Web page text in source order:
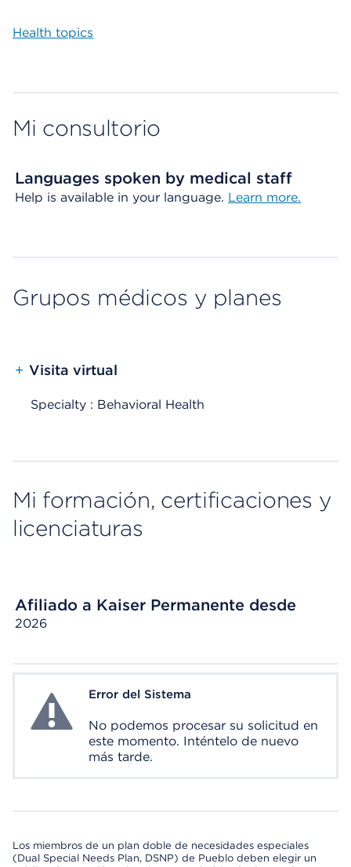
Health topics
Mi consultorio
Languages spoken by medical staff
Help is available in your language. Learn more.
Grupos médicos y planes
+ Visita virtual
Specialty : Behavioral Health
Mi formación, certificaciones y
licenciaturas
Afiliado a Kaiser Permanente desde
2026
System ErrorError del Sistema
No podemos procesar su solicitud en
este momento. Inténtelo de nuevo
más tarde.
Los miembros de un plan doble de necesidades especiales
(Dual Special Needs Plan, DSNP) de Pueblo deben elegir un